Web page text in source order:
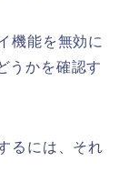
機能を無効に
うかを確認す
るには、それ